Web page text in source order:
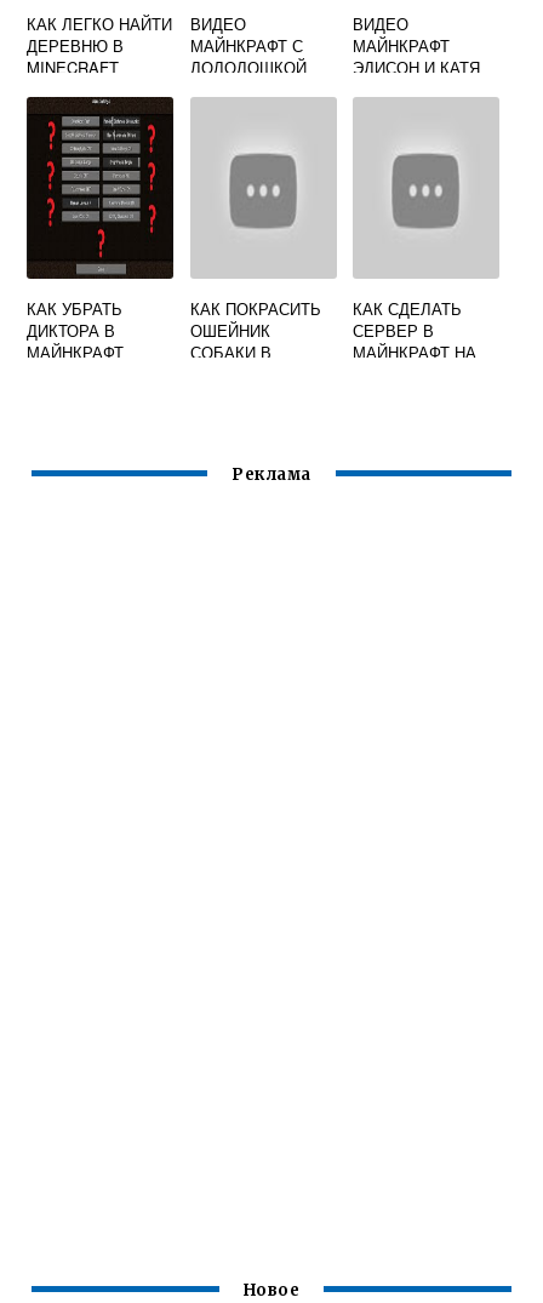
КАК ЛЕГКО НАЙТИ
ДЕРЕВНЮ В
MINECRAFT
ВИДЕО
МАЙНКРАФТ С
ЛОЛОЛОШКОЙ
ВИДЕО
МАЙНКРАФТ
ЭДИСОН И КАТЯ
КАК УБРАТЬ
ДИКТОРА В
МАЙНКРАФТ
КАК ПОКРАСИТЬ
ОШЕЙНИК
СОБАКИ В
КАК СДЕЛАТЬ
СЕРВЕР В
МАЙНКРАФТ НА
Реклама
Новое